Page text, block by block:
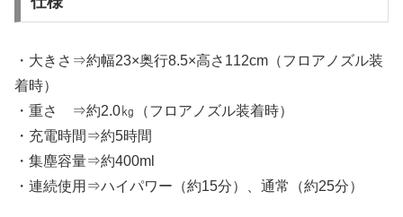
・大きさ⇒約幅23×奥行8.5×高さ112cm（フロアノズル装
着時）
・重さ ⇒約2.0㎏（フロアノズル装着時）
・充電時間⇒約5時間
・集塵容量⇒約400ml
・連続使用⇒ハイパワー（約15分）、通常（約25分）